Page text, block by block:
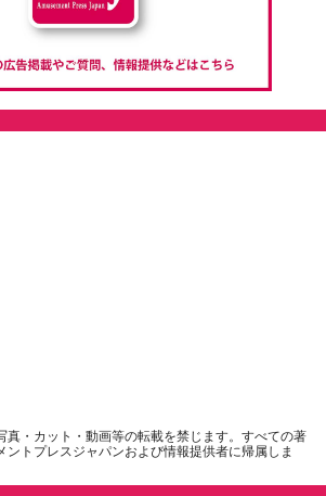
真・カット・動画等の転載を禁じます。すべての著
ントプレスジャパンおよび情報提供者に帰属しま